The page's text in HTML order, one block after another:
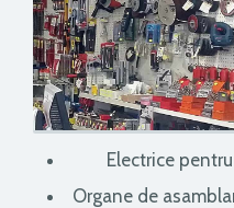
Electrice
Organe de